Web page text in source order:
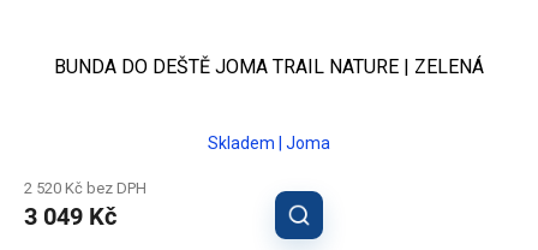
BUNDA DO DEŠTĚ JOMA TRAIL NATURE | ZELENÁ
Skladem | Joma
2 520 Kč bez DPH
3 049 Kč